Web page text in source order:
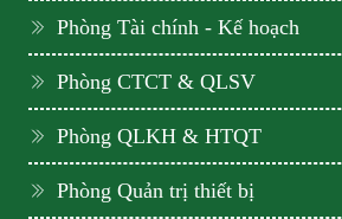
Phòng Tài chính - Kế hoạch
Phòng CTCT & QLSV
Phòng QLKH & HTQT
Phòng Quản trị thiết bị